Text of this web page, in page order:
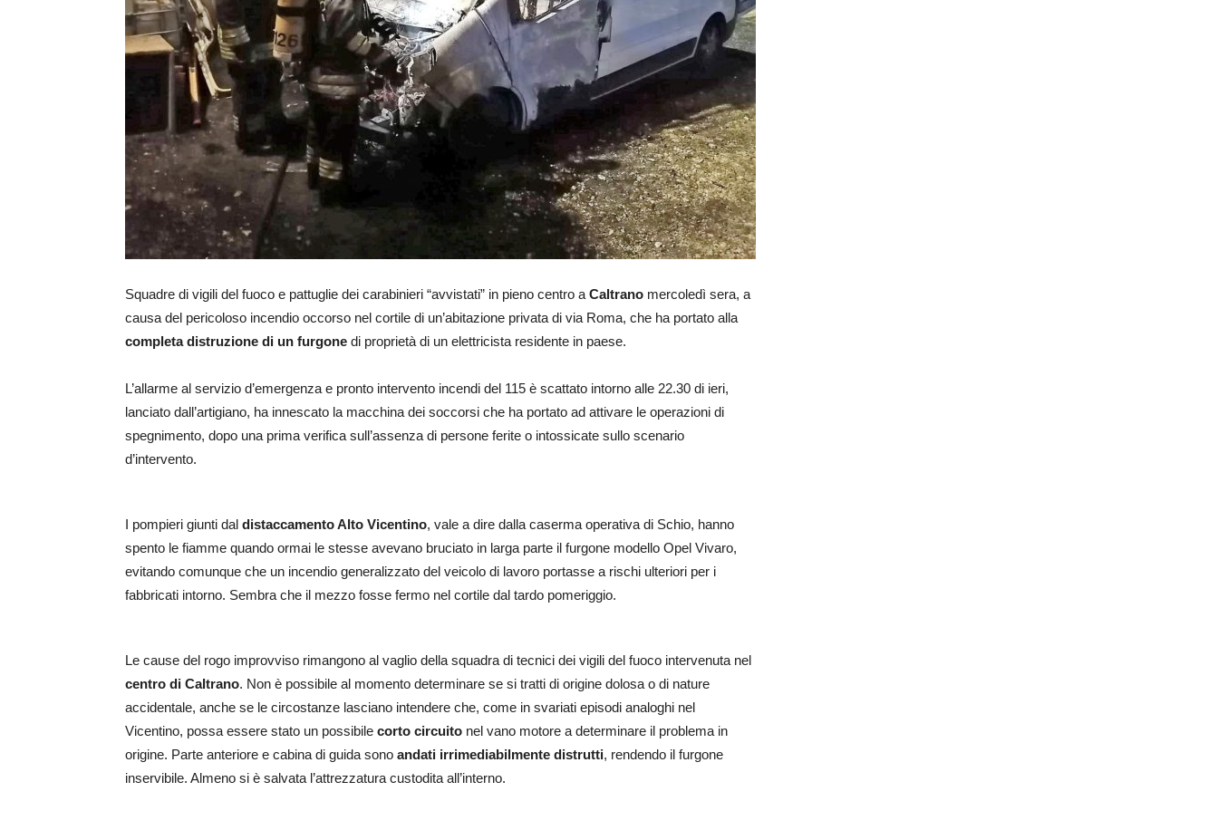
Squadre di vigili del fuoco e pattuglie dei carabinieri “avvistati” in pieno centro a Caltrano mercoledì sera, a
causa del pericoloso incendio occorso nel cortile di un’abitazione privata di via Roma, che ha portato alla
completa distruzione di un furgone di proprietà di un elettricista residente in paese.
L’allarme al servizio d’emergenza e pronto intervento incendi del 115 è scattato intorno alle 22.30 di ieri,
lanciato dall’artigiano, ha innescato la macchina dei soccorsi che ha portato ad attivare le operazioni di
spegnimento, dopo una prima verifica sull’assenza di persone ferite o intossicate sullo scenario
d’intervento.
I pompieri giunti dal distaccamento Alto Vicentino, vale a dire dalla caserma operativa di Schio, hanno
spento le fiamme quando ormai le stesse avevano bruciato in larga parte il furgone modello Opel Vivaro,
evitando comunque che un incendio generalizzato del veicolo di lavoro portasse a rischi ulteriori per i
fabbricati intorno. Sembra che il mezzo fosse fermo nel cortile dal tardo pomeriggio.
Le cause del rogo improvviso rimangono al vaglio della squadra di tecnici dei vigili del fuoco intervenuta nel
centro di Caltrano. Non è possibile al momento determinare se si tratti di origine dolosa o di nature
accidentale, anche se le circostanze lasciano intendere che, come in svariati episodi analoghi nel
Vicentino, possa essere stato un possibile corto circuito nel vano motore a determinare il problema in
origine. Parte anteriore e cabina di guida sono andati irrimediabilmente distrutti, rendendo il furgone
inservibile. Almeno si è salvata l’attrezzatura custodita all’interno.